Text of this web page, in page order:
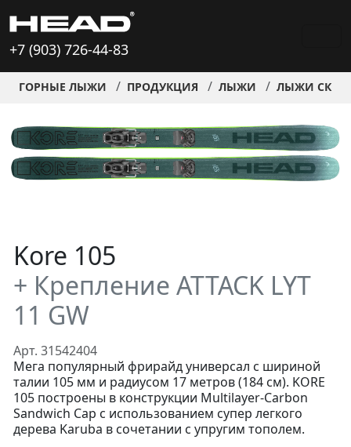
+7 (903) 726-44-83
ГОРНЫЕ ЛЫЖИ ПРОДУКЦИЯ ЛЫЖИ ЛЫЖИ
Kore 105
+ Крепление ATTACK LYT
11 GW
Арт. 31542404
Мега популярный фрирайд универсал с шириной
талии 105 мм и радиусом 17 метров (184 см). KORE
105 построены в конструкции Multilayer-Carbon
Sandwich Cap с использованием супер легкого
дерева Karuba в сочетании с упругим тополем.